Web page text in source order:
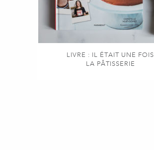
LIVRE : IL ÉTAIT UNE FOIS
LA PÂTISSERIE